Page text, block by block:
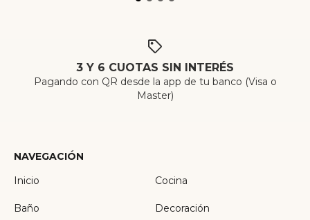
3 Y 6 CUOTAS SIN INTERÉS
Pagando con QR desde la app de tu banco (Visa o
Master)
NAVEGACIÓN
Inicio
Cocina
Baño Decoración